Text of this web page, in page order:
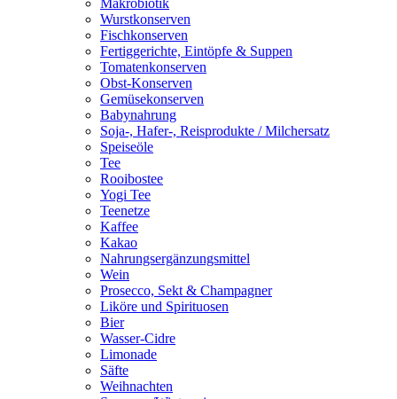
Makrobiotik
Wurstkonserven
Fischkonserven
Fertiggerichte, Eintöpfe & Suppen
Tomatenkonserven
Obst-Konserven
Gemüsekonserven
Babynahrung
Soja-, Hafer-, Reisprodukte / Milchersatz
Speiseöle
Tee
Rooibostee
Yogi Tee
Teenetze
Kaffee
Kakao
Nahrungsergänzungsmittel
Wein
Prosecco, Sekt & Champagner
Liköre und Spirituosen
Bier
Wasser-Cidre
Limonade
Säfte
Weihnachten